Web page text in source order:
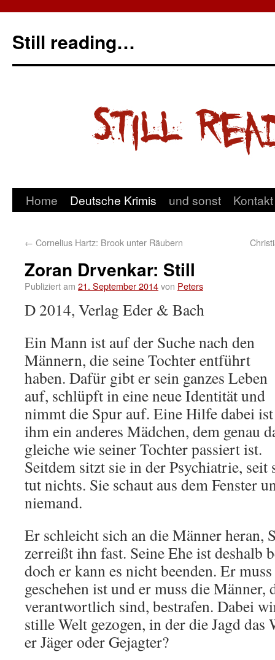
Still reading…
Home Deutsche Krimis und sonst Kontakt
← Cornelius Hartz: Brook unter Räubern
Zoran Drvenkar: Still
Publiziert am 21. September 2014von Peters
D 2014, Verlag Eder & Bach
Ein Mann ist auf der Suche nach den
Männern, die seine Tochter entführt
haben. Dafür gibt er sein ganzes Leben
auf, schlüpft in eine neue Identität und
nimmt die Spur auf. Eine Hilfe dabei ist
ihm ein anderes Mädchen, dem genau
gleiche wie seiner Tochter passiert ist.
Seitdem sitzt sie in der Psychiatrie, seit
tut nichts. Sie schaut aus dem Fenster
niemand.
Er schleicht sich an die Männer heran,
zerreißt ihn fast. Seine Ehe ist deshalb
doch er kann es nicht beenden. Er
geschehen ist und er muss die Männer,
verantwortlich sind, bestrafen. Dabei
stille Welt gezogen, in der die Jagd
er Jäger oder Gejagter?